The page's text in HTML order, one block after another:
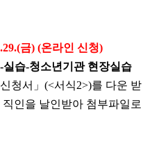
금) (온라인 신청)
실습-청소년기관 현장실습
청서 」 (<서식2>)를 다운 받
직인을 날인받아 첨부파일로